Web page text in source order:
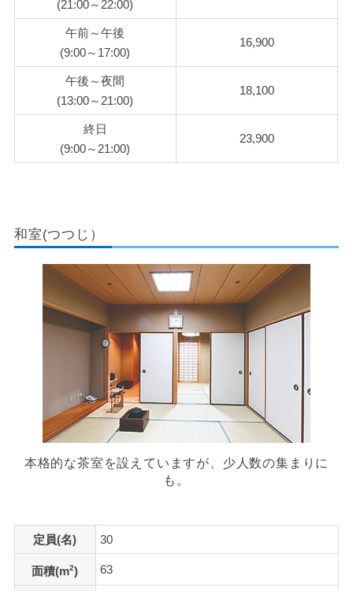
(21:00～22:00)
午前～午後
(9:00～17:00)
16,900
午後～夜間
(13:00～21:00)
18,100
終日
(9:00～21:00)
23,900
和室(つつじ）
本格的な茶室を設えていますが、少人数の集まりに
も。
定員(名) 30
面積(m2) 63